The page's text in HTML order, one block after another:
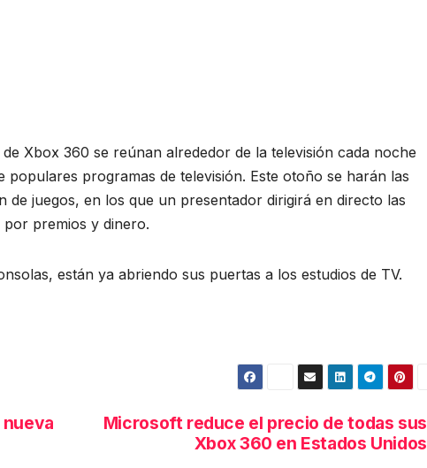
Xbox 360 se reúnan alrededor de la televisión cada noche
populares programas de televisión. Este otoño se harán las
juegos, en los que un presentador dirigirá en directo las
premios y dinero.
están ya abriendo sus puertas a los estudios de TV.
Microsoft reduce el precio de todas sus
Xbox 360 en Estados Unidos